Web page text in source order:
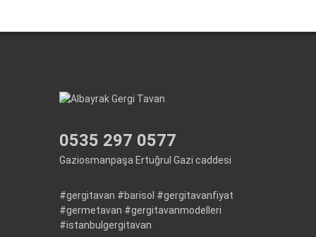
0535 297 0577
Gaziosmanpaşa Ertuğrul Gazi caddesi
#gergitavan #barisol #gergitavanfiyat
#germetavan #gergitavanmodelleri
#istanbulgergitavan